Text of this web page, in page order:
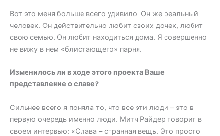
Вот это меня больше всего удивило. Он же реальный
человек. Он действительно любит своих дочек, любит
свою семью. Он любит находиться дома. Я совершенно
не вижу в нем «блистающего» парня.
Изменилось ли в ходе этого проекта Ваше
представление о славе?
Сильнее всего я поняла то, что все эти люди – это в
первую очередь именно люди. Митч Райдер говорит в
своем интервью: «Слава – странная вещь. Это просто